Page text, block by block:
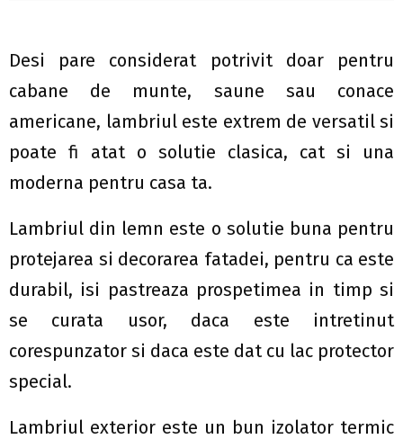
Desi pare considerat potrivit doar pentru
cabane de munte, saune sau conace
americane, lambriul este extrem de versatil si
poate fi atat o solutie clasica, cat si una
moderna pentru casa ta.
Lambriul din lemn este o solutie buna pentru
protejarea si decorarea fatadei, pentru ca este
durabil, isi pastreaza prospetimea in timp si
se curata usor, daca este intretinut
corespunzator si daca este dat cu lac protector
special.
Lambriul exterior este un bun izolator termic